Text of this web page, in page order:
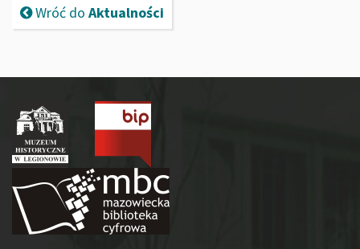
Wróć do Aktualności